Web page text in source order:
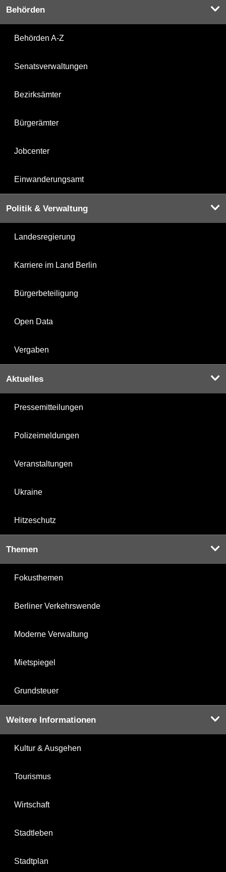
Behörden
Behörden A-Z
Senatsverwaltungen
Bezirksämter
Bürgerämter
Jobcenter
Einwanderungsamt
Politik & Verwaltung
Landesregierung
Karriere im Land Berlin
Bürgerbeteiligung
Open Data
Vergaben
Aktuelles
Pressemitteilungen
Polizeimeldungen
Veranstaltungen
Ukraine
Hitzeschutz
Themen
Fokusthemen
Berliner Verkehrswende
Moderne Verwaltung
Mietspiegel
Grundsteuer
Weitere Informationen
Kultur & Ausgehen
Tourismus
Wirtschaft
Stadtleben
Stadtplan